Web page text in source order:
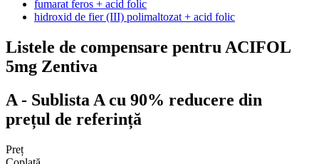
fumarat feros + acid folic
hidroxid de fier (III) polimaltozat + acid folic
Listele de compensare pentru ACIFOL
5mg Zentiva
A - Sublista A cu 90% reducere din
prețul de referință
Preț